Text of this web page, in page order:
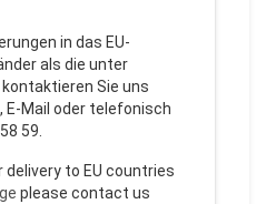
in das EU-
als die unter
Sie uns
E-Mail oder telefonisch
59.
delivery to EU countries
please contact us